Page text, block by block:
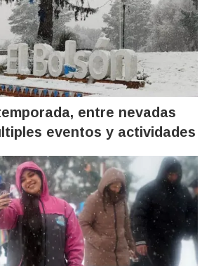
entre nevadas
eventos y actividades